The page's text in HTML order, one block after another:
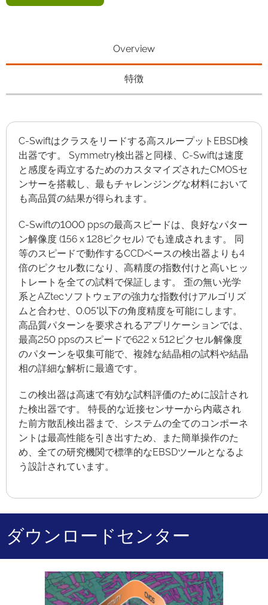
Overview
特徴
C-Swiftはクラスをリードする高スループットEBSD検
出器です。 Symmetry検出器と同様、C-Swiftは速度
と感度を両立するためのカスタマイズされたCMOSセ
ンサーを搭載し、最もチャレンジングな材料において
も高品質の結果が得られます。
C-Swiftの1000 ppsの最高スピードは、良好なパター
ン解像度 (156 x 128ピクセル) でも達成されます。 同
等のスピードで動作するCCDベースの検出器よりも4
倍のピクセル数になり、高精度の指数付けと高いヒッ
トレートを全ての試料で保証します。 歪の無い光学
系とAZtecソフトウェアの強力な指数付けアルゴリズ
ムと合わせ、0.05°以下の角度精度を可能にします。
高品質パターンを要求されるアプリケーションでは、
最高250 ppsのスピードで622 x 512ピクセル解像度
のパターンを収集可能で、複雑な結晶相の試料や結晶
相の詳細な解析に最適です。
この検出器は高速で有効な試料評価のために設計され
た検出器です。 特長的な近接センサーから内蔵され
た前方散乱検出器まで、システムの全てのコンポーネ
ントは最高性能を引き出すため、また簡単操作のた
め、全ての研究機関で標準的なEBSDツールとなるよ
う設計されています。
ダウンロードセンター